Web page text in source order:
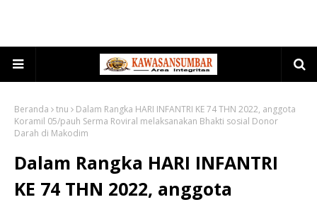
Beranda tnu
Dalam Rangka HARI INFANTRI KE 74 THN 2022, anggota
Koramil 05/pauh Serma Roviral melaksanakan Bhakti sosial Donor
Darah di Makodim
Dalam Rangka HARI INFANTRI
KE 74 THN 2022, anggota